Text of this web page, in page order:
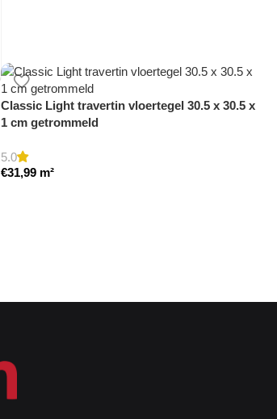
Classic Light travertin vloertegel 30.5 x 30.5 x
1 cm getrommeld
5.0
€31,99 m²